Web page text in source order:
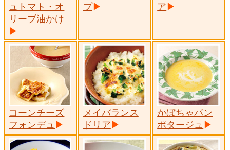
ュトマト・オ
リーブ油かけ
プ
ア
コーンチーズ
フォンデュ
メイバランス
ドリア
かぼちゃパン
ポタージュ